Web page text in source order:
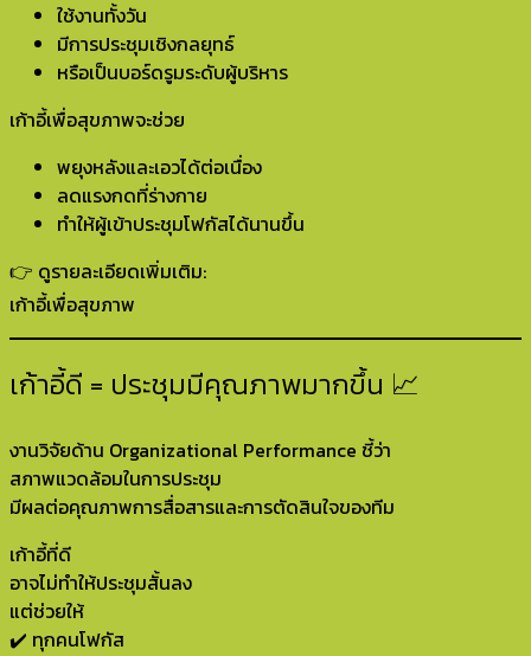
ใช้งานทั้งวัน
มีการประชุมเชิงกลยุทธ์
หรือเป็นบอร์ดรูมระดับผู้บริหาร
เก้าอี้เพื่อสุขภาพจะช่วย
พยุงหลังและเอวได้ต่อเนื่อง
ลดแรงกดที่ร่างกาย
ทำให้ผู้เข้าประชุมโฟกัสได้นานขึ้น
👉 ดูรายละเอียดเพิ่มเติม:
เก้าอี้เพื่อสุขภาพ
เก้าอี้ดี = ประชุมมีคุณภาพมากขึ้น 📈
งานวิจัยด้าน Organizational Performance ชี้ว่า
สภาพแวดล้อมในการประชุม
มีผลต่อคุณภาพการสื่อสารและการตัดสินใจของทีม
เก้าอี้ที่ดี
อาจไม่ทำให้ประชุมสั้นลง
แต่ช่วยให้
✔️ ทุกคนโฟกัส